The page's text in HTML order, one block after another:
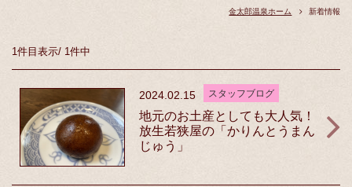
金太郎温泉ホーム 新着情報
1件目表示/ 1件中
2024.02.15 スタッフブログ
地元のお土産としても大人気！
放生若狭屋の「かりんとうまん
じゅう」